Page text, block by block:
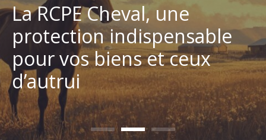
d’un
millionnaire
options
les
La RCPE Cheval, une
protection indispensable
pour vos biens et ceux
d’autrui
GMK : Les
entrepreneur
Découvrez les
binaires et
bandes de
comme un pro